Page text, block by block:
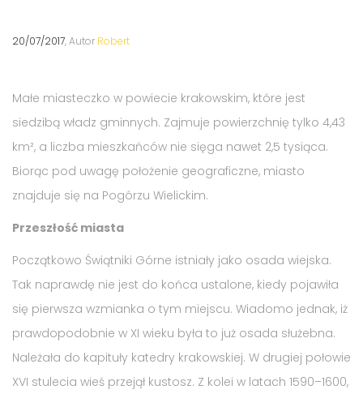
20/07/2017, Autor Robert
Małe miasteczko w powiecie krakowskim, które jest
siedzibą władz gminnych. Zajmuje powierzchnię tylko 4,43
km², a liczba mieszkańców nie sięga nawet 2,5 tysiąca.
Biorąc pod uwagę położenie geograficzne, miasto
znajduje się na Pogórzu Wielickim.
Przeszłość miasta
Początkowo Świątniki Górne istniały jako osada wiejska.
Tak naprawdę nie jest do końca ustalone, kiedy pojawiła
się pierwsza wzmianka o tym miejscu. Wiadomo jednak, iż
prawdopodobnie w XI wieku była to już osada służebna.
Należała do kapituły katedry krakowskiej. W drugiej połowie
XVI stulecia wieś przejął kustosz. Z kolei w latach 1590–1600,